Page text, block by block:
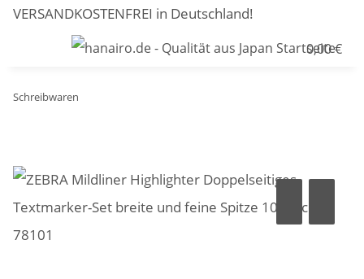
VERSANDKOSTENFREI in Deutschland!
0,00 €
Schreibwaren